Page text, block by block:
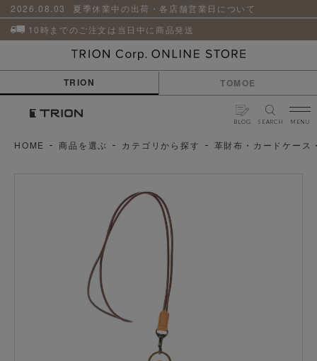
2026.08.03
夏季休業中の出荷・各店舗営業日について
10時までのご注文は当日中に商品発送
TRION TOMOE
BLOG SEARCH MENU
革
小
物
ア
品
HOME 商品を選ぶ カテゴリから探す 革財布・カードケース